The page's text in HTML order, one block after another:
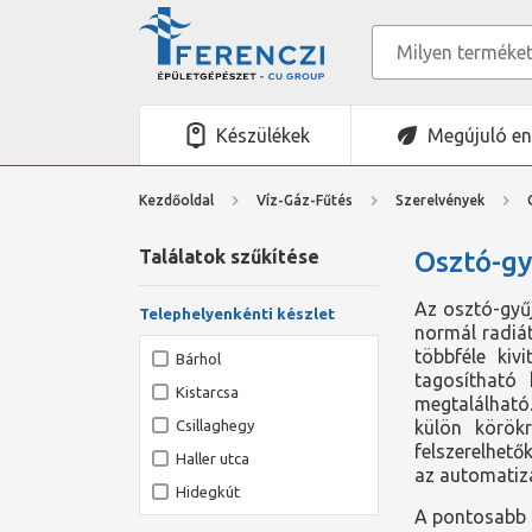
Készülékek Megújuló
Kezdőoldal Víz-Gáz-Fűtés Szerelvények
Osztó-
Az osztó-
normál
többféle
tagosítható
külön
az
A pontosabb
Találatok szűkítése
Telephelyenkénti készlet
Bárhol
Kistarcsa
Csillaghegy
Haller utca
Hidegkút